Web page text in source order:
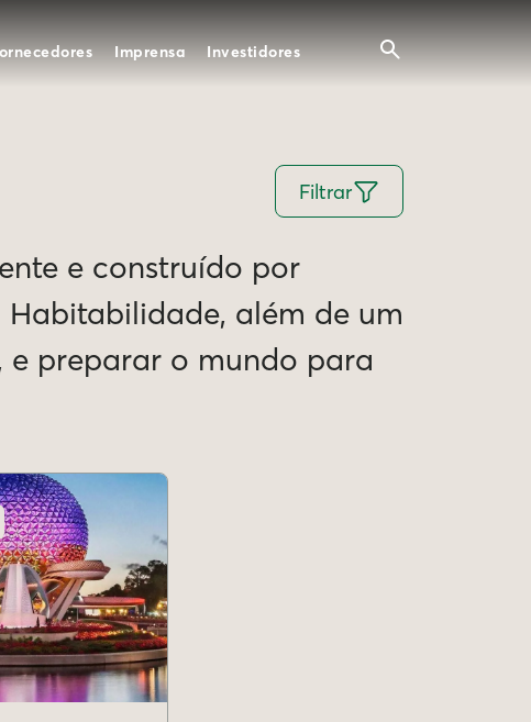
Imprensa Investidores
Filtrar
e construído por
além de um
e preparar o mundo para